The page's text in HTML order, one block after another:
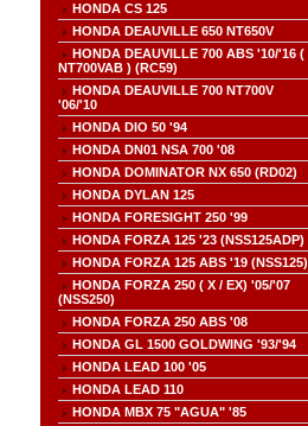
HONDA CS 125
HONDA DEAUVILLE 650 NT650V
HONDA DEAUVILLE 700 ABS '10/'16 (
NT700VAB ) (RC59)
HONDA DEAUVILLE 700 NT700V
'06/'10
HONDA DIO 50 '94
HONDA DN01 NSA 700 '08
HONDA DOMINATOR NX 650 (RD02)
HONDA DYLAN 125
HONDA FORESIGHT 250 '99
HONDA FORZA 125 '23 (NSS125ADP)
HONDA FORZA 125 ABS '19 (NSS125)
HONDA FORZA 250 ( X / EX) '05/'07
(NSS250)
HONDA FORZA 250 ABS '08
HONDA GL 1500 GOLDWING '93/'94
HONDA LEAD 100 '05
HONDA LEAD 110
HONDA MBX 75 "AGUA" '85